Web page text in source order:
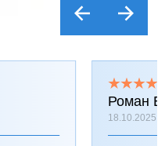
Роман
18.10.2025